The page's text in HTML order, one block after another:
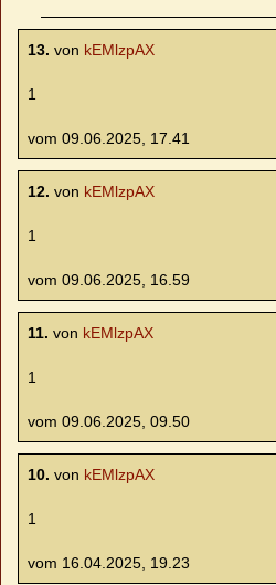
13. von kEMlzpAX
1
vom 09.06.2025, 17.41
12. von kEMlzpAX
1
vom 09.06.2025, 16.59
11. von kEMlzpAX
1
vom 09.06.2025, 09.50
10. von kEMlzpAX
1
vom 16.04.2025, 19.23